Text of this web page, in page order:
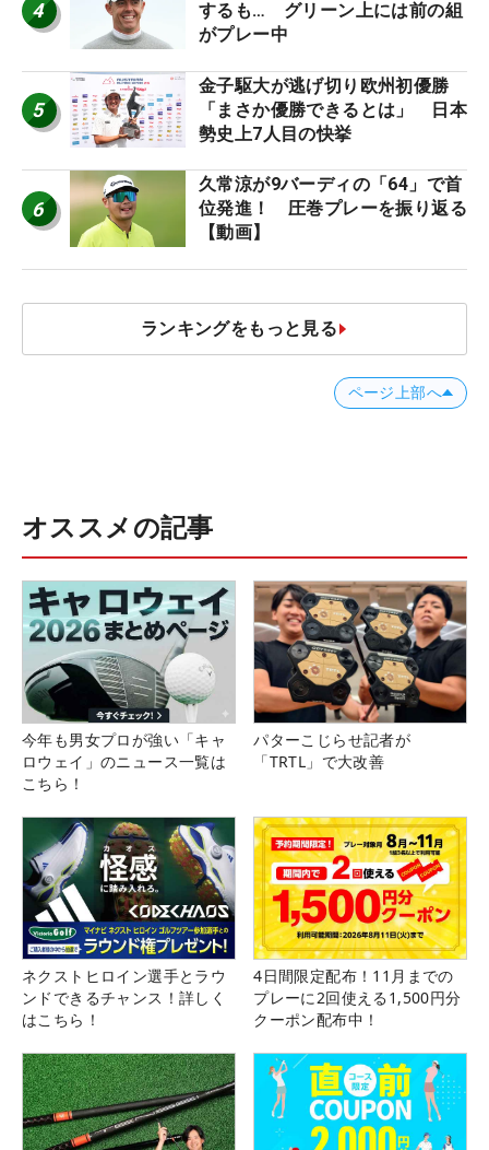
4
するも… グリーン上には前の組
がプレー中
5
金子駆大が逃げ切り欧州初優勝
「まさか優勝できるとは」 日本
勢史上7人目の快挙
6
久常涼が9バーディの「64」で首
位発進！ 圧巻プレーを振り返る
【動画】
ランキングをもっと見る
ページ上部へ
オススメの記事
今年も男女プロが強い「キャ
ロウェイ」のニュース一覧は
こちら！
パターこじらせ記者が
「TRTL」で大改善
ネクストヒロイン選手とラウ
ンドできるチャンス！詳しく
はこちら！
4日間限定配布！11月までの
プレーに2回使える1,500円分
クーポン配布中！